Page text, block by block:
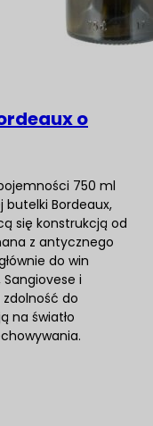
o
750 ml
butelki Bordeaux,
się konstrukcją od
z antycznego
do win
i
do
na światło